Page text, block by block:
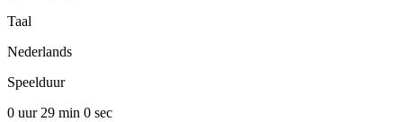
Taal
Nederlands
Speelduur
0 uur 29 min 0 sec